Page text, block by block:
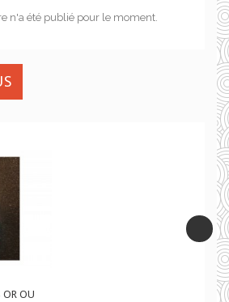
n'a été publié pour le moment.
OR OU